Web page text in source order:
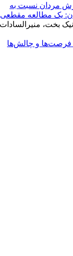
مردان نسبت به
یک مطالعه مقطعی
بخت، منیرالسادات
فرصت‌ها و چالش‌ها